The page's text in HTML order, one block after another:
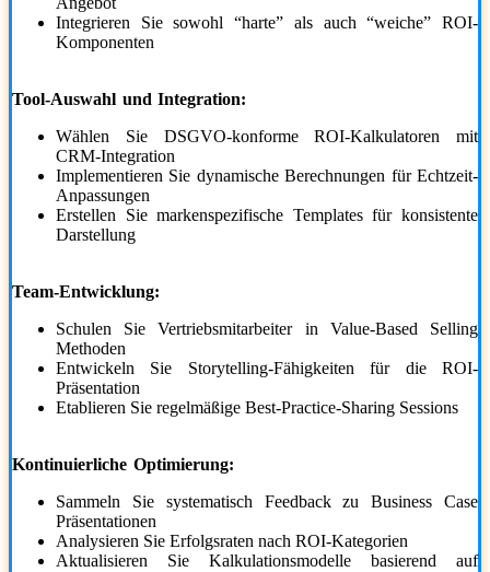
Integrieren Sie sowohl “harte” als auch “weiche” ROI-
Komponenten
Tool-Auswahl und Integration:
Wählen Sie DSGVO-konforme ROI-Kalkulatoren mit
CRM-Integration
Implementieren Sie dynamische Berechnungen für Echtzeit-
Anpassungen
Erstellen Sie markenspezifische Templates für konsistente
Darstellung
Team-Entwicklung:
Schulen Sie Vertriebsmitarbeiter in Value-Based Selling
Methoden
Entwickeln Sie Storytelling-Fähigkeiten für die ROI-
Präsentation
Etablieren Sie regelmäßige Best-Practice-Sharing Sessions
Kontinuierliche Optimierung:
Sammeln Sie systematisch Feedback zu Business Case
Präsentationen
Analysieren Sie Erfolgsraten nach ROI-Kategorien
Aktualisieren Sie Kalkulationsmodelle basierend auf